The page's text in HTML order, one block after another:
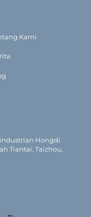
Kami
Hongdi
Tiantai, Taizhou,